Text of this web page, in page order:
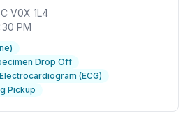
V0X 1L4
PM
Drop Off
Electrocardiogram (ECG)
Pickup